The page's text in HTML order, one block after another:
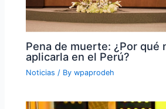
Pena de muerte: ¿Por qué
aplicarla en el Perú?
Noticias / Bywpaprodeh